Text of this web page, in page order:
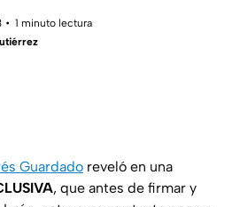
1 minuto lectura
Guardado reveló en una
, que antes de firmar y